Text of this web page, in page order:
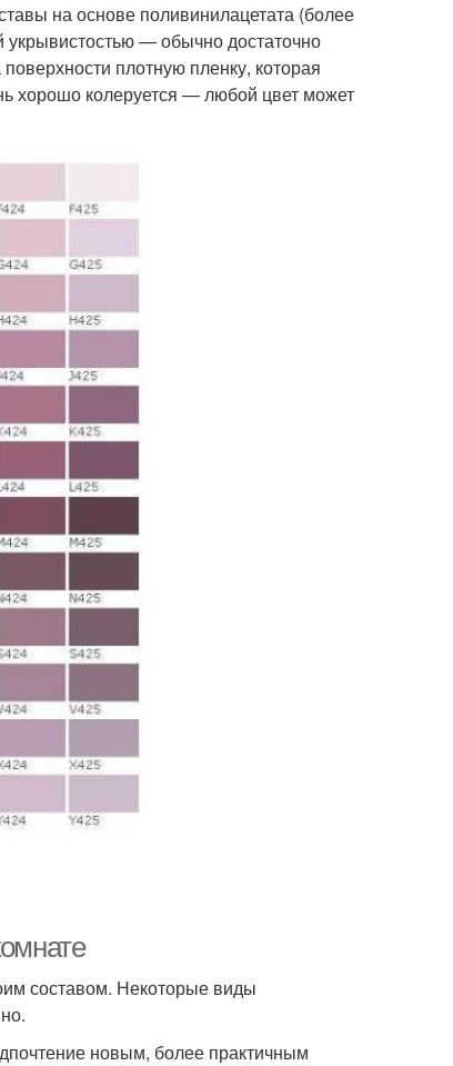
на основе поливинилацетата (более
укрывистостью — обычно достаточно
плотную пленку, которая
хорошо колеруется — любой цвет может
составом. Некоторые виды
новым, более практичным